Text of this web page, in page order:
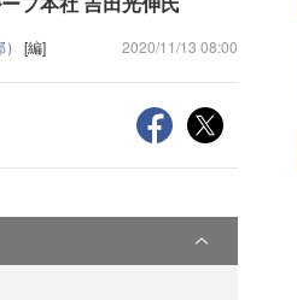
[編] 2020/11/13 08:00